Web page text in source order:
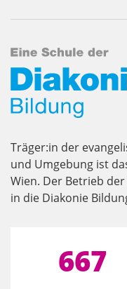
Träger:in der
und Umgebung ist
Wien. Der Betrieb
in die Diakonie
667